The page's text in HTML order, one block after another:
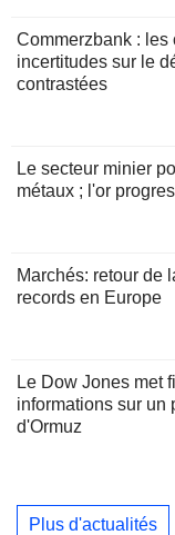
Commerzbank : les
incertitudes sur le
contrastées
Le secteur minier
métaux ; l'or
Marchés: retour de
records en Europe
Le Dow Jones met
informations sur un
d'Ormuz
Plus d'actualités